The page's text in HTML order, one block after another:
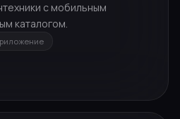
с мобильным
каталогом.